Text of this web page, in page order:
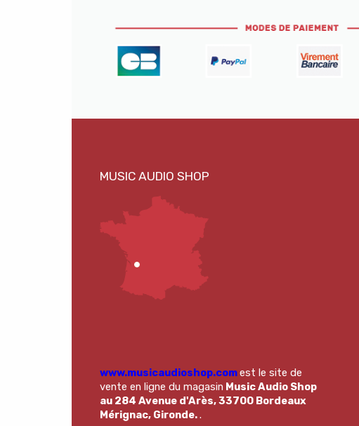
www.musicaudioshop.comest le site de
vente en ligne du magasin Music Audio Shop
au 284 Avenue d'Arès, 33700 Bordeaux
Mérignac, Gironde..